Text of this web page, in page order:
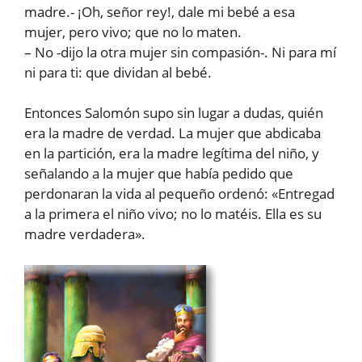
madre.- ¡Oh, señor rey!, dale mi bebé a esa
mujer, pero vivo; que no lo maten.
– No -dijo la otra mujer sin compasión-. Ni para mí
ni para ti: que dividan al bebé.
Entonces Salomón supo sin lugar a dudas, quién
era la madre de verdad. La mujer que abdicaba
en la partición, era la madre legítima del niño, y
señalando a la mujer que había pedido que
perdonaran la vida al pequeño ordenó: «Entregad
a la primera el niño vivo; no lo matéis. Ella es su
madre verdadera».